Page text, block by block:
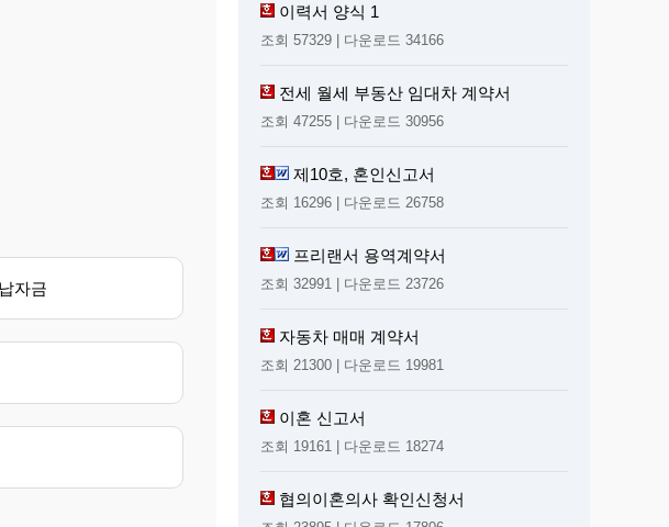
자금
이력서 양식 1
조회 57329 | 다운로드 34166
전세 월세 부동산 임대차 계약서
조회 47255 | 다운로드 30956
제10호, 혼인신고서
조회 16296 | 다운로드 26758
프리랜서 용역계약서
조회 32991 | 다운로드 23726
자동차 매매 계약서
조회 21300 | 다운로드 19981
이혼 신고서
조회 19161 | 다운로드 18274
협의이혼의사 확인신청서